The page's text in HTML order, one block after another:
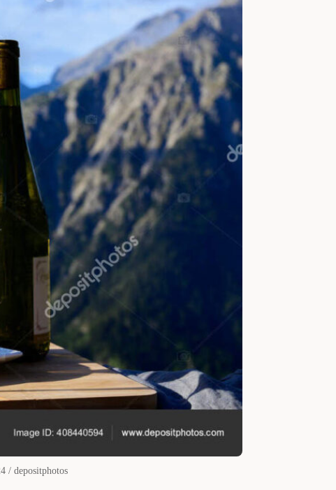
/ depositphotos